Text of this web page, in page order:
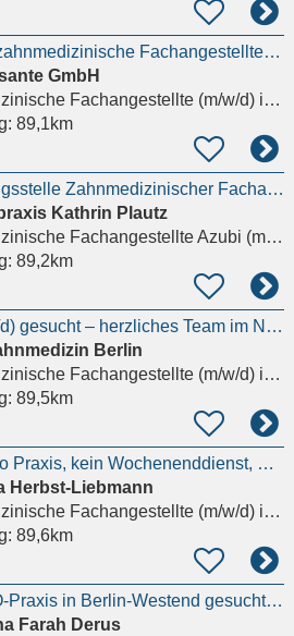
Leitende zahnmedizinische Fachangestellte / Leitung ZFA (m/w/d)
GmbH
Fachangestellte (m/w/d)in Berlin
89,1km
Ausbildungsstelle Zahnmedizinischer Fachangestellter (m/w/d)
Kathrin Plautz
Zahnmedizinische Fachangestellte Azubi (m/w/d)
89,2km
ZFA (m/w/d) gesucht – herzliches Team im Norden Berlins Details anzeigen
Berlin
Fachangestellte (m/w/d)in Berlin
89,5km
ZFA für Kfo Praxis, kein Wochenenddienst, Spätschicht Details anzeigen
Herbst-Liebmann
Fachangestellte (m/w/d)in Berlin
89,6km
ZFA f KFO-Praxis in Berlin-Westend gesucht Details anzeigen
Farah Derus